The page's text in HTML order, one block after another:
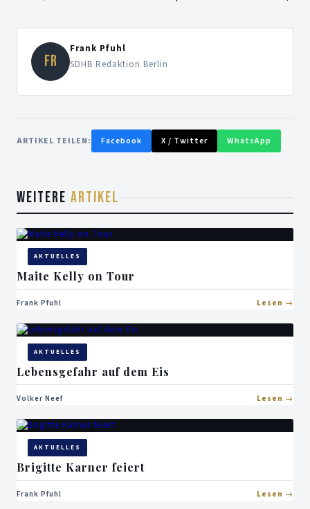
FR
Frank Pfuhl
SDHB Redaktion Berlin
ARTIKEL TEILEN: Facebook X / Twitter WhatsApp
WEITERE ARTIKEL
AKTUELLES
Maite Kelly on Tour
Frank Pfuhl Lesen
AKTUELLES
Lebensgefahr auf dem Eis
Volker Neef Lesen
AKTUELLES
Brigitte Karner feiert
Frank Pfuhl Lesen